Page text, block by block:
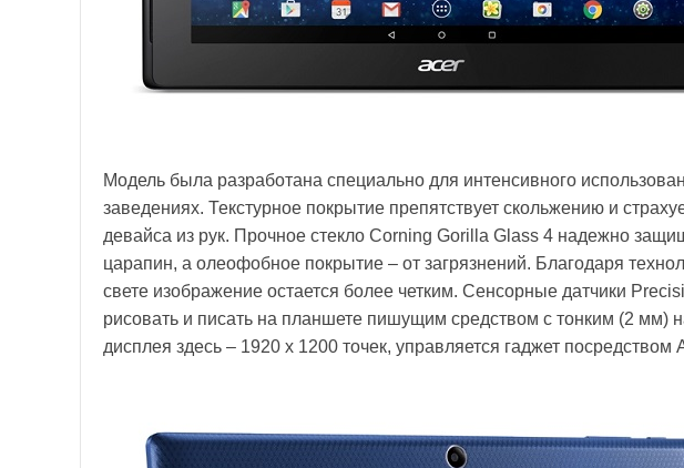
Модель была разработана специально для интенсивного
заведениях. Текстурное покрытие препятствует скольжению и
девайса из рук. Прочное стекло Corning Gorilla Glass 4 надежно
царапин, а олеофобное покрытие – от загрязнений. Благодаря
свете изображение остается более четким. Сенсорные датчики
рисовать и писать на планшете пишущим средством с тонким (2 мм)
дисплея здесь – 1920 x 1200 точек, управляется гаджет посредством